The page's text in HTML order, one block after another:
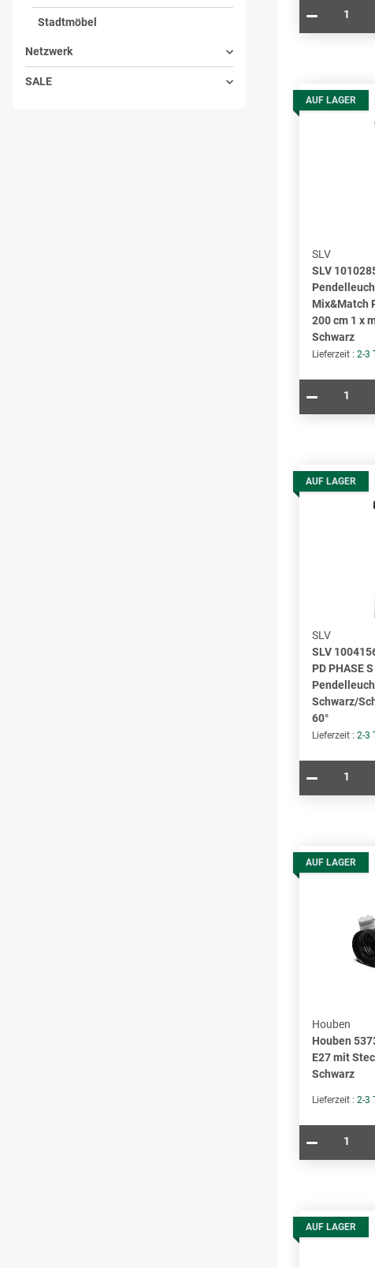
AUF LAGER
SLV
SLV
Mix&Match
200 cm 1 x
Schwarz
Lieferzeit : 2-3
AUF LAGER
SLV
SLV
PD PHASE
Schwarz/
60°
Lieferzeit : 2-3
AUF LAGER
Houben
Houben
E27 mit
Schwarz
Lieferzeit : 2-3
AUF LAGER
Stadtmöbel
Netzwerk
SALE